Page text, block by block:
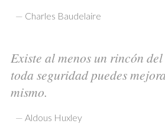
— Charles Baudelaire
Existe al menos un rincón
toda seguridad puedes
mismo.
— Aldous Huxley